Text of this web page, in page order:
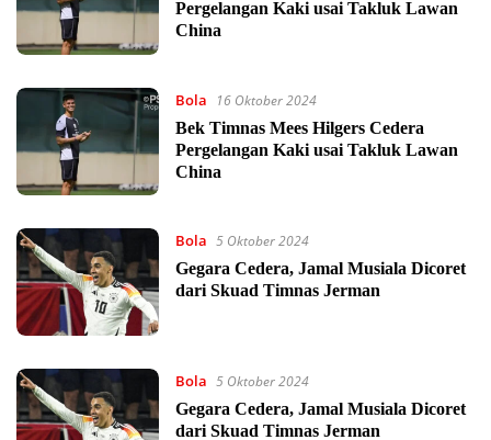
Pergelangan Kaki usai Takluk Lawan
China
Bola
16 Oktober 2024
Bek Timnas Mees Hilgers Cedera
Pergelangan Kaki usai Takluk Lawan
China
Bola 5 Oktober 2024
Gegara Cedera, Jamal Musiala Dicoret
dari Skuad Timnas Jerman
Bola 5 Oktober 2024
Gegara Cedera, Jamal Musiala Dicoret
dari Skuad Timnas Jerman